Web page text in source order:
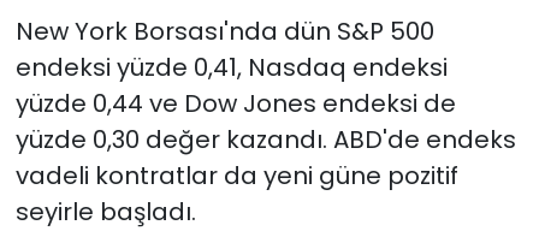
New York Borsası'nda dün S&P 500
endeksi yüzde 0,41, Nasdaq endeksi
yüzde 0,44 ve Dow Jones endeksi de
yüzde 0,30 değer kazandı. ABD'de endeks
vadeli kontratlar da yeni güne pozitif
seyirle başladı.